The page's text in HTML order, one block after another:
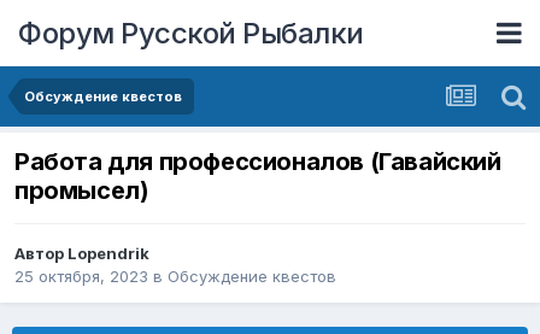
Форум Русской Рыбалки
Обсуждение квестов
Работа для профессионалов (Гавайский
промысел)
Автор Lopendrik
25 октября, 2023 в Обсуждение квестов